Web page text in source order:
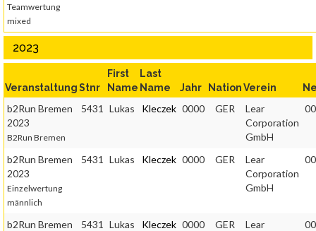
Teamwertung
mixed
2023
VeranstaltungStnr
First
Name
Last
Name
Jahr NationVerein
b2Run Bremen
2023
B2Run Bremen
5431 Lukas Kleczek 0000 GER
Lear
Corporation
GmbH
b2Run Bremen
2023
Einzelwertung
männlich
5431 Lukas Kleczek 0000 GER
Lear
Corporation
GmbH
b2Run Bremen
5431 Lukas Kleczek 0000 GER
Lear